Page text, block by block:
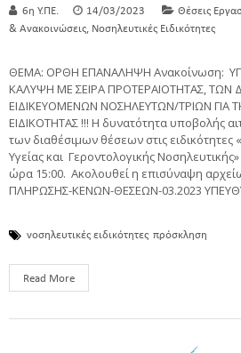
6η Υ.ΠΕ. 14/03/2023 Θέσεις
& Ανακοινώσεις, Νοσηλευτικές Ειδικότητες
ΘΕΜΑ: ΟΡΘΗ ΕΠΑΝΑΛΗΨΗ Ανακοίνωση:
ΚΑΛΥΨΗ ΜΕ ΣΕΙΡΑ ΠΡΟΤΕΡΑΙΟΤΗΤΑΣ, ΤΩΝ
ΕΙΔΙΚΕΥΟΜΕΝΩΝ ΝΟΣΗΛΕΥΤΩΝ/ΤΡΙΩΝ ΓΙΑ
ΕΙΔΙΚΟΤΗΤΑΣ !!! H δυνατότητα υποβολής
των διαθέσιμων θέσεων στις ειδικότητες
Υγείας και Γεροντολογικής
ώρα 15:00. Ακολουθεί η επισύναψη
ΠΛΗΡΩΣΗΣ-ΚΕΝΩΝ-ΘΕΣΕΩΝ-03.2023
νοσηλευτικές ειδικότητες πρόσκληση
Read More